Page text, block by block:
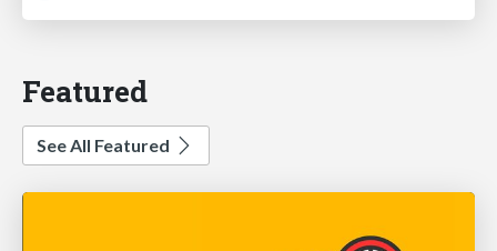
Featured
See All Featured